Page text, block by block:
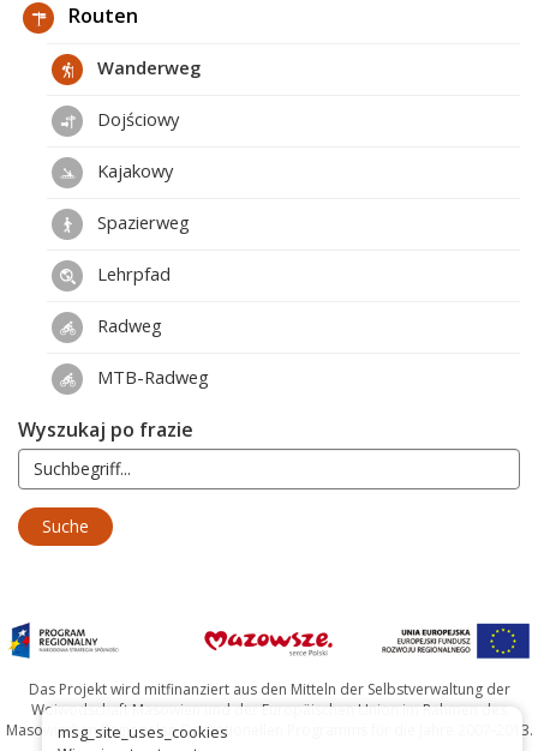
Routen
Wanderweg
Dojściowy
Kajakowy
Spazierweg
Lehrpfad
Radweg
MTB-Radweg
Wyszukaj po frazie
Das Projekt wird mitfinanziert aus den Mitteln der Selbstverwaltung der
Woiwodschaft Masowien und der Europäischen Union im Rahmen des
Masowischen Regionalen Operationellen Programms für die Jahre 2007-2013.
msg_site_uses_cookies